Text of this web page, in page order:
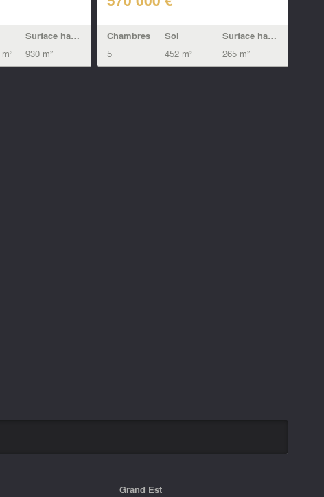
Surface habitable
930 m²
Chambres
5
Sol
452 m²
Surface habitable
265 m²
Grand Est